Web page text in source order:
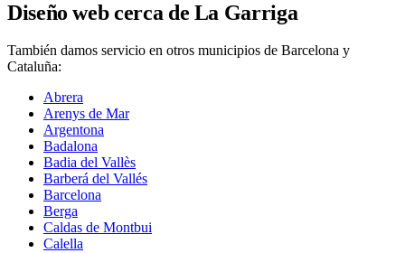
Diseño web cerca de La Garriga
También damos servicio en otros municipios de Barcelona y
Cataluña:
Abrera
Arenys de Mar
Argentona
Badalona
Badia del Vallès
Barberá del Vallés
Barcelona
Berga
Caldas de Montbui
Calella